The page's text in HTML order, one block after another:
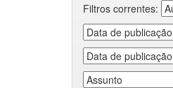
Filtros correntes: